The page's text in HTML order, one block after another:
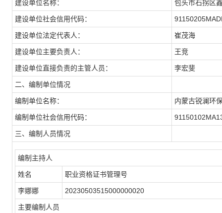
建设单位名称： 包头市石拐区
建设单位社会信用代码：
建设单位法定代表人： 崔茂海
建设单位主要负责人： 王竞
建设单位直接负责的主管人员： 李宏斐
二、编制单位情况
编制单位名称： 内蒙古锐澜环
编制单位社会信用代码：
三、编制人员情况
编制主持人
姓名 职业资格证书管理号
李娜娜 20230503515000000020
主要编制人员